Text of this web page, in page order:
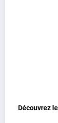
Découvrez